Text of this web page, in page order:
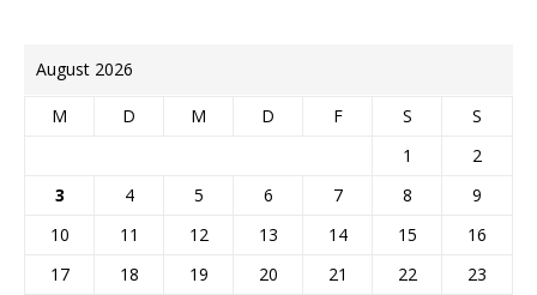
August 2026
M D M D F S
S
1
2
3
4 5 6 7 8
9
10
11 12 13 14 15
16
17
18 19 20 21 22
23